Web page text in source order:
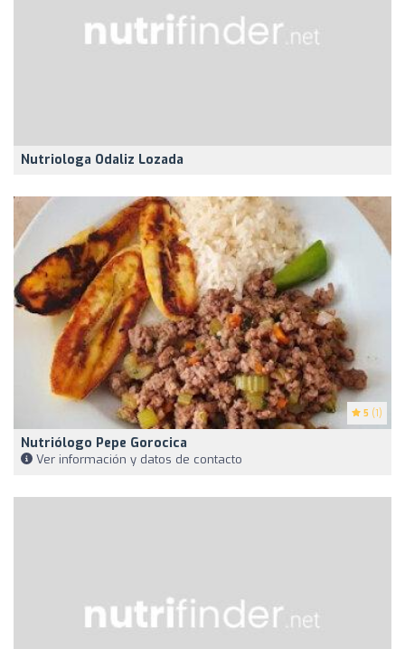
Nutriologa Odaliz Lozada
5 (1)
Nutriólogo Pepe Gorocica
Ver información y datos de contacto